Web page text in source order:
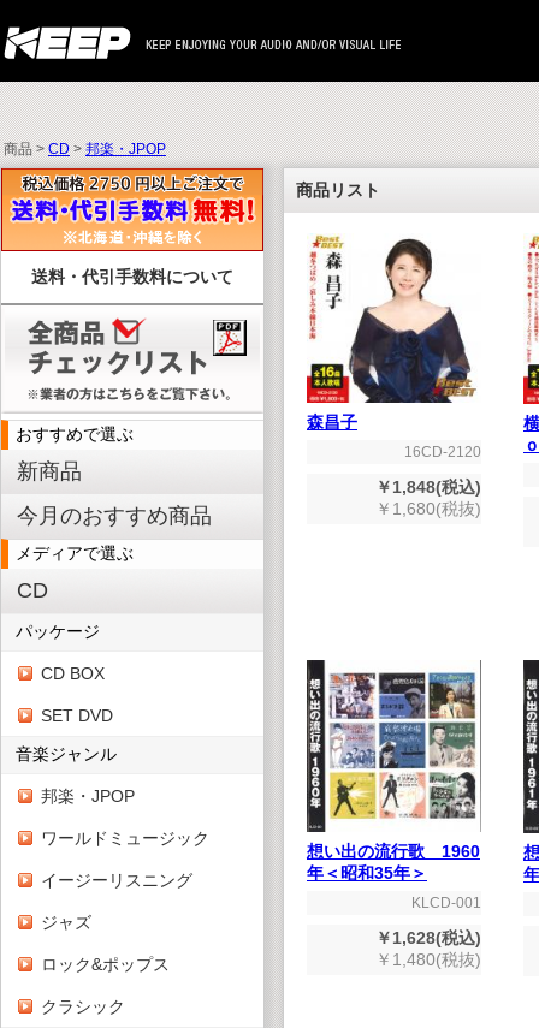
商品 >CD>邦楽・JPOP
送料・代引手数料について
おすすめで選ぶ
新商品
今月のおすすめ商品
メディアで選ぶ
CD
パッケージ
CD BOX
SET DVD
音楽ジャンル
邦楽・JPOP
ワールドミュージック
イージーリスニング
ジャズ
ロック&ポップス
クラシック
商品リスト
森昌子
16CD-2120
￥1,848(税込)
￥1,680(税抜)
想い出の流行歌 1960
年＜昭和35年＞
KLCD-001
￥1,628(税込)
￥1,480(税抜)